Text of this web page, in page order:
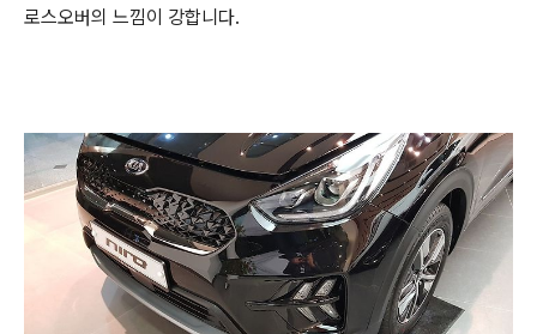
로스오버의 느낌이 강합니다.